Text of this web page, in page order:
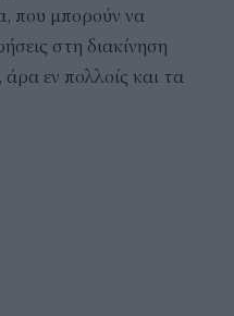
που μπορούν να
στη διακίνηση
άρα εν πολλοίς και τα